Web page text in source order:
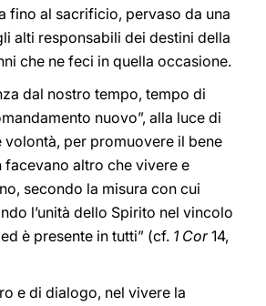
fino al sacrificio, pervaso da una
alti responsabili dei destini della
che ne feci in quella occasione.
dal nostro tempo, tempo di
nuovo”, alla luce di
per promuovere il bene
facevano altro che vivere e
secondo la misura con cui
l’unità dello Spirito nel vincolo
è presente in tutti” (cf. 1 Cor14,
e di dialogo, nel vivere la